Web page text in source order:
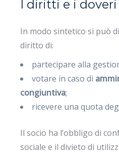
I diritti e i doveri
In modo sintetico si può
diritto di:
partecipare alla
votare in caso di
congiuntiva;
ricevere una quota
Il socio ha l’obbligo di
sociale e il divieto di